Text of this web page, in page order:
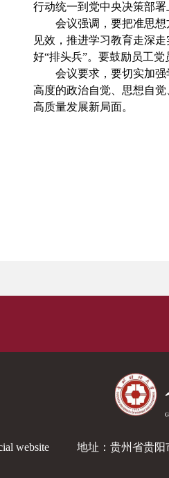
行动统一到党中央决策部署
会议强调，要把准思
见效，推进学习教育走深
好“排头兵”。要鼓励员工
会议要求，要切实加
高度的政治自觉、思想自
高质量发展新局面。
website 地址：贵州省贵